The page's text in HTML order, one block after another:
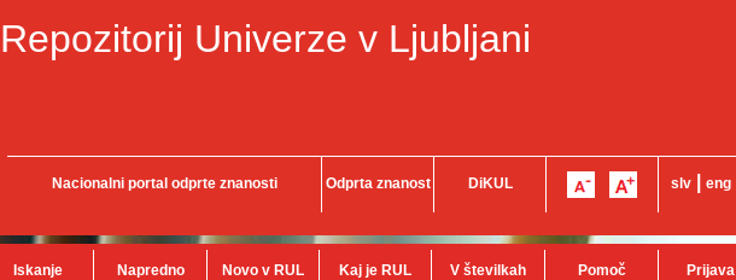
Repozitorij Univerze v Ljubljani
Nacionalni portal odprte znanosti Odprta znanost DiKUL slv eng
Iskanje Napredno Novo v RUL Kaj je RUL V številkah Pomoč Prijava